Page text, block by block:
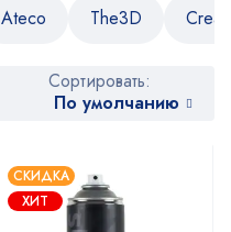
Ateco The3D
Сортировать:
По умолчанию
СКИДКА
ХИТ